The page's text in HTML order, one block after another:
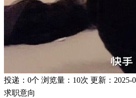
投递： 0个 浏览量： 10次 更新： 2025-
求职意向